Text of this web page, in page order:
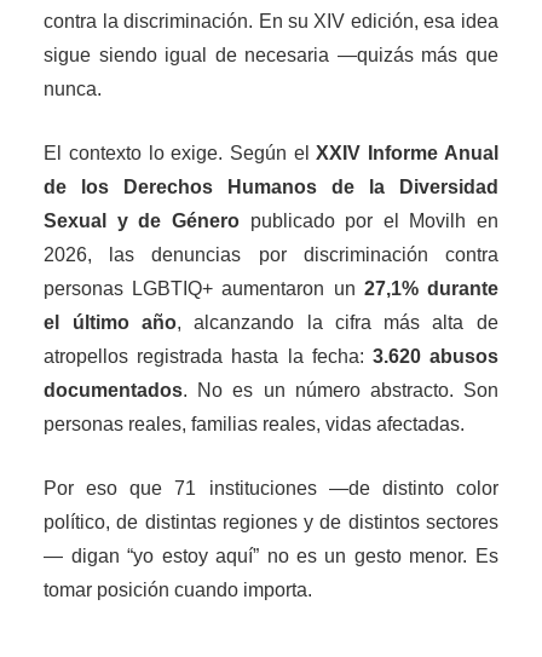
contra la discriminación. En su XIV edición, esa idea
sigue siendo igual de necesaria —quizás más que
nunca.
El contexto lo exige. Según elXXIV Informe Anual
de los Derechos Humanos de la Diversidad
Sexual y de Géneropublicado por el Movilh en
2026, las denuncias por discriminación contra
personas LGBTIQ+ aumentaron un 27,1% durante
el último año, alcanzando la cifra más alta de
atropellos registrada hasta la fecha: 3.620 abusos
documentados. No es un número abstracto. Son
personas reales, familias reales, vidas afectadas.
Por eso que 71 instituciones —de distinto color
político, de distintas regiones y de distintos sectores
— digan “yo estoy aquí” no es un gesto menor. Es
tomar posición cuando importa.